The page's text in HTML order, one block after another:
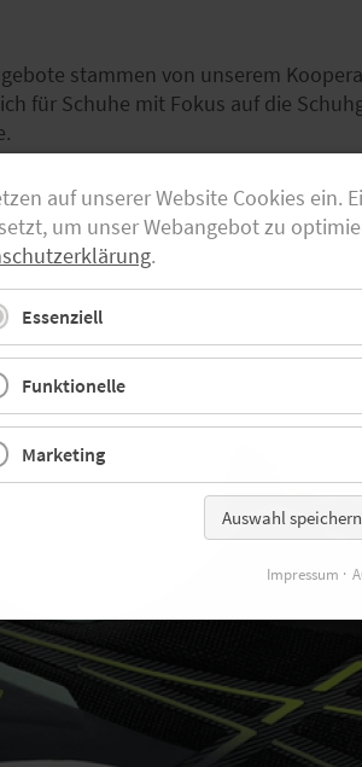
stammen von unserem
für Schuhe mit Fokus auf die
auf unserer Website Cookies ein.
um unser Webangebot zu
.
Essenziell
Funktionelle
Marketing
Auswahl speichern
Impressum